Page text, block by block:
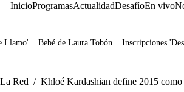
InicioProgramasActualidadDesafíoEn vivo
Llamo' Bebé de Laura Tobón Inscripciones
La Red / Khloé Kardashian define 2015